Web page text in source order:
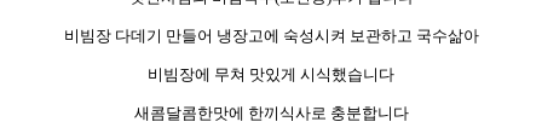
비빔장 다데기 만들어 냉장고에 숙성시켜 보관하고 국수삶아
비빔장에 무쳐 맛있게 시식했습니다
새콤달콤한맛에 한끼식사로 충분합니다